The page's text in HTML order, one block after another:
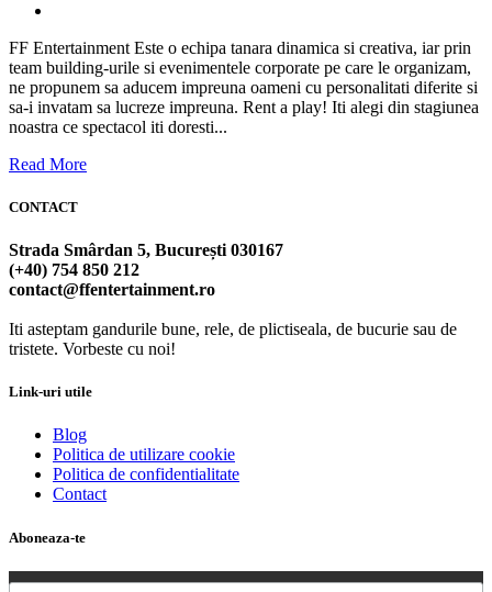
FF Entertainment Este o echipa tanara dinamica si creativa, iar prin
team building-urile si evenimentele corporate pe care le organizam,
ne propunem sa aducem impreuna oameni cu personalitati diferite si
sa-i invatam sa lucreze impreuna. Rent a play! Iti alegi din stagiunea
noastra ce spectacol iti doresti...
Read More
CONTACT
Strada Smârdan 5, București 030167
(+40) 754 850 212
contact@ffentertainment.ro
Iti asteptam gandurile bune, rele, de plictiseala, de bucurie sau de
tristete. Vorbeste cu noi!
Link-uri utile
Blog
Politica de utilizare cookie
Politica de confidentialitate
Contact
Aboneaza-te